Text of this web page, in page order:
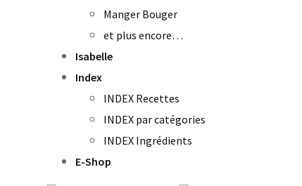
Manger Bouger
et plus encore…
Isabelle
Index
INDEX Recettes
INDEX par catégories
INDEX Ingrédients
E-Shop